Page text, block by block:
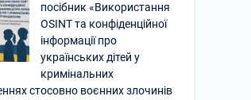
посібник «Використання
OSINT та конфіденційної
інформації про
українських дітей у
кримінальних
стосовно воєнних злочинів